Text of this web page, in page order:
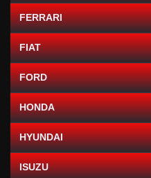
FERRARI
FIAT
FORD
HONDA
HYUNDAI
ISUZU